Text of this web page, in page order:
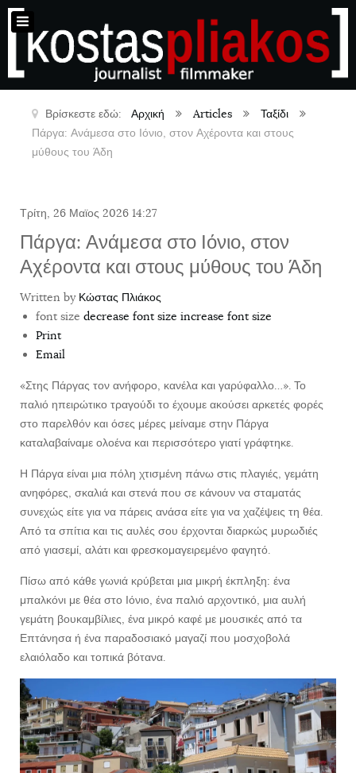
Βρίσκεστε εδώ: Αρχική Articles
Ταξίδι
Πάργα: Ανάμεσα στο Ιόνιο, στον Αχέροντα και στους
μύθους του Άδη
Τρίτη, 26 Μαϊος 2026 14:27
Πάργα: Ανάμεσα στο Ιόνιο, στον
Αχέροντα και στους μύθους του Άδη
Written by Κώστας Πλιάκος
font size decrease font size increase font size
Print
Email
«Στης Πάργας τον ανήφορο, κανέλα και γαρύφαλλο…». Το
παλιό ηπειρώτικο τραγούδι το έχουμε ακούσει αρκετές φορές
στο παρελθόν και όσες μέρες μείναμε στην Πάργα
καταλαβαίναμε ολοένα και περισσότερο γιατί γράφτηκε.
Η Πάργα είναι μια πόλη χτισμένη πάνω στις πλαγιές, γεμάτη
ανηφόρες, σκαλιά και στενά που σε κάνουν να σταματάς
συνεχώς είτε για να πάρεις ανάσα είτε για να χαζέψεις τη θέα.
Από τα σπίτια και τις αυλές σου έρχονται διαρκώς μυρωδιές
από γιασεμί, αλάτι και φρεσκομαγειρεμένο φαγητό.
Πίσω από κάθε γωνιά κρύβεται μια μικρή έκπληξη: ένα
μπαλκόνι με θέα στο Ιόνιο, ένα παλιό αρχοντικό, μια αυλή
γεμάτη βουκαμβίλιες, ένα μικρό καφέ με μουσικές από τα
Επτάνησα ή ένα παραδοσιακό μαγαζί που μοσχοβολά
ελαιόλαδο και τοπικά βότανα.